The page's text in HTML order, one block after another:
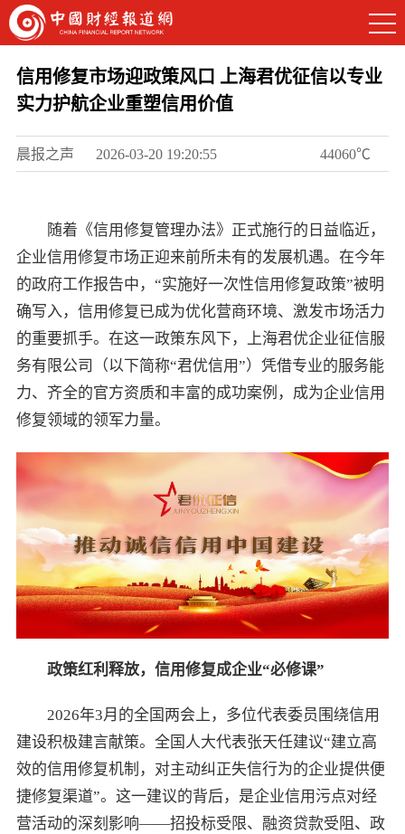
信用修复市场迎政策风口 上海君优征信以专业
实力护航企业重塑信用价值
晨报之声 2026-03-20 19:20:55 44060℃
随着《信用修复管理办法》正式施行的日益临近，
企业信用修复市场正迎来前所未有的发展机遇。在今年
的政府工作报告中，“实施好一次性信用修复政策”被明
确写入，信用修复已成为优化营商环境、激发市场活力
的重要抓手。在这一政策东风下，上海君优企业征信服
务有限公司（以下简称“君优信用”）凭借专业的服务能
力、齐全的官方资质和丰富的成功案例，成为企业信用
修复领域的领军力量。
政策红利释放，信用修复成企业“必修课”
2026年3月的全国两会上，多位代表委员围绕信用
建设积极建言献策。全国人大代表张天任建议“建立高
效的信用修复机制，对主动纠正失信行为的企业提供便
捷修复渠道”。这一建议的背后，是企业信用污点对经
营活动的深刻影响——招投标受限、融资贷款受阻、政